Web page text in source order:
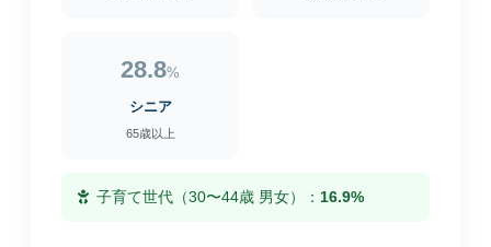
28.8%
シニア
65歳以上
子育て世代（30〜44歳 男女）： 16.9%